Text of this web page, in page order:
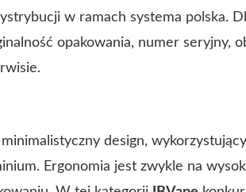
w ramach systema polska.
opakowania, numer seryjny,
design,
Ergonomia jest zwykle na